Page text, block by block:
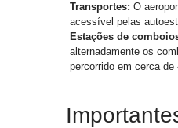
Transportes: O
acessível pelas
Estações de
alternadamente os
percorrido em cerca de